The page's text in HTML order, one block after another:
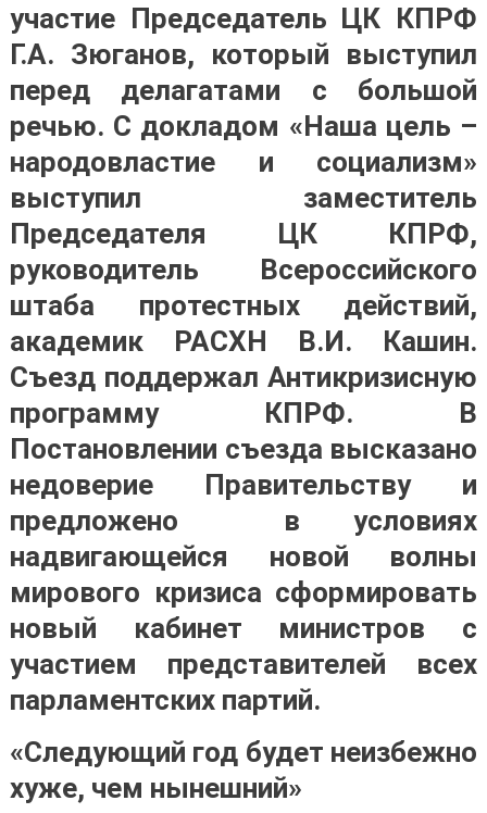
участие Председатель ЦК КПРФ
Г.А. Зюганов, который выступил
перед делагатами с большой
речью. С докладом «Наша цель –
народовластие и социализм»
выступил заместитель
Председателя ЦК КПРФ,
руководитель Всероссийского
штаба протестных действий,
академик РАСХН В.И. Кашин.
Съезд поддержал Антикризисную
программу КПРФ. В
Постановлении съезда высказано
недоверие Правительству и
предложено в условиях
надвигающейся новой волны
мирового кризиса сформировать
новый кабинет министров с
участием представителей всех
парламентских партий.
«Следующий год будет неизбежно
хуже, чем нынешний»